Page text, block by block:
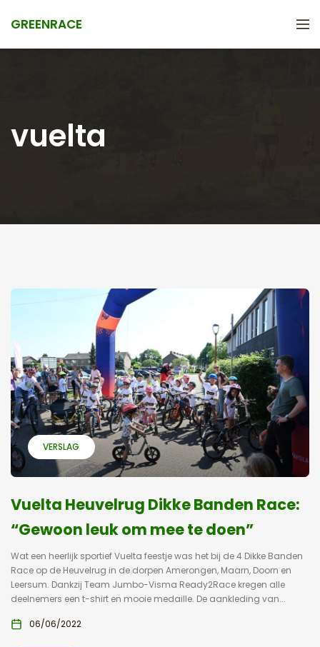
GREENRACE
vuelta
VERSLAG
Vuelta Heuvelrug Dikke Banden Race:
“Gewoon leuk om mee te doen”
Wat een heerlijk sportief Vuelta feestje was het bij de 4 Dikke Banden
Race op de Heuvelrug in de dorpen Amerongen, Maarn, Doorn en
Leersum. Dankzij Team Jumbo-Visma Ready2Race kregen alle
deelnemers een t-shirt en mooie medaille. De aankleding van...
06/06/2022